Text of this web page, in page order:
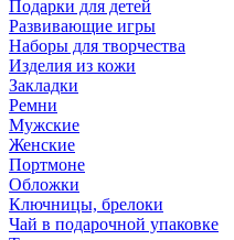
Подарки для детей
Развивающие игры
Наборы для творчества
Изделия из кожи
Закладки
Ремни
Мужские
Женские
Портмоне
Обложки
Ключницы, брелоки
Чай в подарочной упаковке